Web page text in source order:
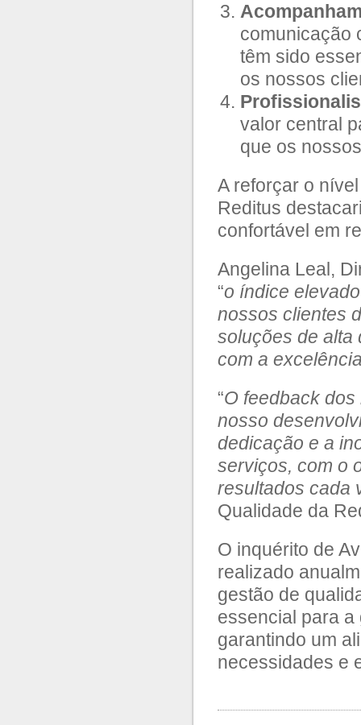
comunicação
têm sido
os nossos
valor central
que os
A reforçar o
Reditus
confortável em
Angelina Leal,
“o índice
nossos clientes
soluções de alta
com a
“O feedback
nosso
dedicação e a
serviços, com o
resultados cada
Qualidade da
O inquérito de
realizado
gestão de
essencial para
garantindo um
necessidades e